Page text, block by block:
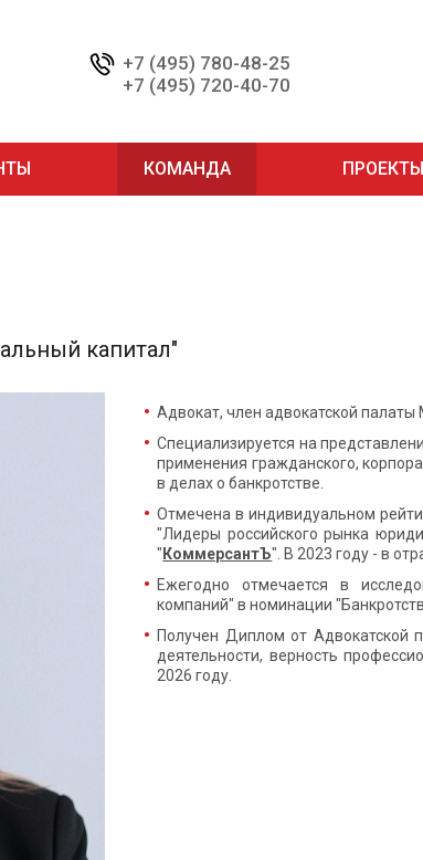
+7 (495) 780-48-25
+7 (495) 720-40-70
КОМАНДА ПРОЕКТЫ
капитал"
Адвокат, член адвокатской палаты
Специализируется на
применения гражданского,
в делах о банкротстве.
Отмечена в индивидуальном
"Лидеры российского рынка
" КоммерсантЪ". В 2023 году - в
Ежегодно отмечается в
компаний" в номинации
Получен Диплом от Адвокатской
деятельности, верность
2026 году.